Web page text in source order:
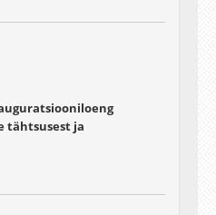
tähtsusest ja